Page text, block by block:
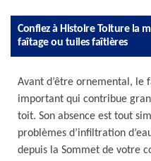
Confiez à Histoire Toiture la
faîtage ou tuiles faîtières
Avant d’être ornemental, le
important qui contribue
toit. Son absence est tout
problèmes d’infiltration
depuis la Sommet de votre